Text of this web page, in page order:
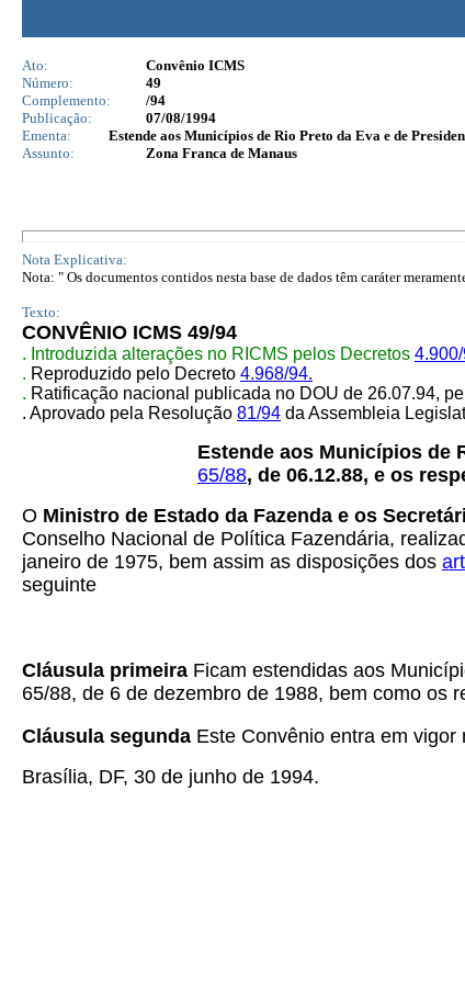
Ato:
Convênio ICMS
Número:
49
Complemento:
/94
Publicação:
07/08/1994
Ementa:
Estende aos Municípios de Rio Preto da Eva e de
Assunto:
Zona Franca de Manaus
Nota Explicativa:
Nota: " Os documentos contidos nesta base de dados têm caráter
Texto:
CONVÊNIO ICMS 49/94
. Introduzida alterações no RICMS pelos Decretos
. Reproduzido pelo Decreto 4.968/94.
. Ratificação nacional publicada no DOU de 26.07.94,
. Aprovado pela Resolução 81/94 da Assembleia
Estende aos Municípios de
65/88, de 06.12.88, e os
O Ministro de Estado da Fazenda e os
Conselho Nacional de Política Fazendária,
janeiro de 1975, bem assim as disposições dos
seguinte
Cláusula primeira Ficam estendidas aos
65/88, de 6 de dezembro de 1988, bem como os
Cláusula segunda Este Convênio entra em
Brasília, DF, 30 de junho de 1994.